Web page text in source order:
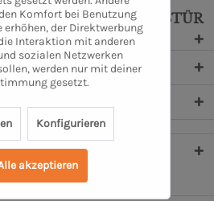
VOR DEINE HAUSTÜR
Beratung
Komfort bei Benutzung
erhöhen, der Direktwerbung
Interaktion mit anderen
sozialen Netzwerken
werden nur mit deiner
gesetzt.
Konfigurieren
akzeptieren